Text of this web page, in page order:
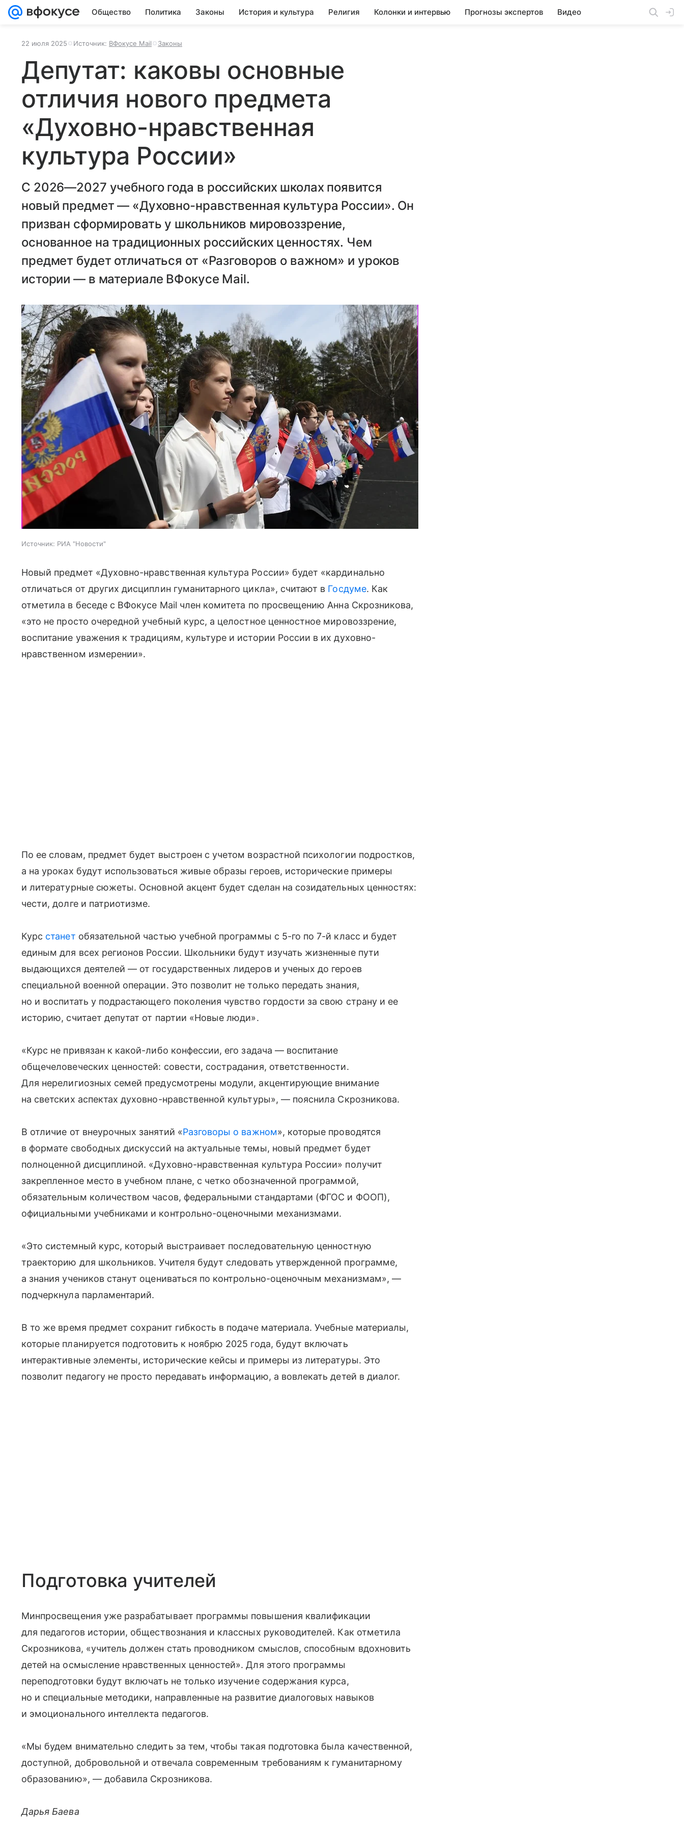
Общество Политика Законы История и культура Религия Колонки и интервью Прогнозы экспертов Видео
22 июля 2025 Источник: ВФокусе Mail Законы
Депутат: каковы основные
отличия нового предмета
«Духовно-нравственная
культура России»
С 2026—2027 учебного года в российских школах появится
новый предмет — «Духовно-нравственная культура России». Он
призван сформировать у школьников мировоззрение,
основанное на традиционных российских ценностях. Чем
предмет будет отличаться от «Разговоров о важном» и уроков
истории — в материале ВФокусе Mail.
Источник: РИА "Новости"
Новый предмет «Духовно-нравственная культура России» будет «кардинально
отличаться от других дисциплин гуманитарного цикла», считают в Госдуме. Как
отметила в беседе с ВФокусе Mail член комитета по просвещению Анна Скрозникова,
«это не просто очередной учебный курс, а целостное ценностное мировоззрение,
воспитание уважения к традициям, культуре и истории России в их духовно-
нравственном измерении».
По ее словам, предмет будет выстроен с учетом возрастной психологии подростков,
а на уроках будут использоваться живые образы героев, исторические примеры
и литературные сюжеты. Основной акцент будет сделан на созидательных ценностях:
чести, долге и патриотизме.
Курс станет обязательной частью учебной программы с 5-го по 7-й класс и будет
единым для всех регионов России. Школьники будут изучать жизненные пути
выдающихся деятелей — от государственных лидеров и ученых до героев
специальной военной операции. Это позволит не только передать знания,
но и воспитать у подрастающего поколения чувство гордости за свою страну и ее
историю, считает депутат от партии «Новые люди».
«Курс не привязан к какой-либо конфессии, его задача — воспитание
общечеловеческих ценностей: совести, сострадания, ответственности.
Для нерелигиозных семей предусмотрены модули, акцентирующие внимание
на светских аспектах духовно-нравственной культуры», — пояснила Скрозникова.
В отличие от внеурочных занятий «Разговоры о важном», которые проводятся
в формате свободных дискуссий на актуальные темы, новый предмет будет
полноценной дисциплиной. «Духовно-нравственная культура России» получит
закрепленное место в учебном плане, с четко обозначенной программой,
обязательным количеством часов, федеральными стандартами (ФГОС и ФООП),
официальными учебниками и контрольно-оценочными механизмами.
«Это системный курс, который выстраивает последовательную ценностную
траекторию для школьников. Учителя будут следовать утвержденной программе,
а знания учеников станут оцениваться по контрольно-оценочным механизмам», —
подчеркнула парламентарий.
В то же время предмет сохранит гибкость в подаче материала. Учебные материалы,
которые планируется подготовить к ноябрю 2025 года, будут включать
интерактивные элементы, исторические кейсы и примеры из литературы. Это
позволит педагогу не просто передавать информацию, а вовлекать детей в диалог.
Подготовка учителей
Минпросвещения уже разрабатывает программы повышения квалификации
для педагогов истории, обществознания и классных руководителей. Как отметила
Скрозникова, «учитель должен стать проводником смыслов, способным вдохновить
детей на осмысление нравственных ценностей». Для этого программы
переподготовки будут включать не только изучение содержания курса,
но и специальные методики, направленные на развитие диалоговых навыков
и эмоционального интеллекта педагогов.
«Мы будем внимательно следить за тем, чтобы такая подготовка была качественной,
доступной, добровольной и отвечала современным требованиям к гуманитарному
образованию», — добавила Скрозникова.
Дарья Баева